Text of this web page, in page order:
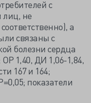
с
лиц, не
а
связаны с
болезни сердца
1,40, ДИ 1,06-1,84,
167 и 164;
показатели